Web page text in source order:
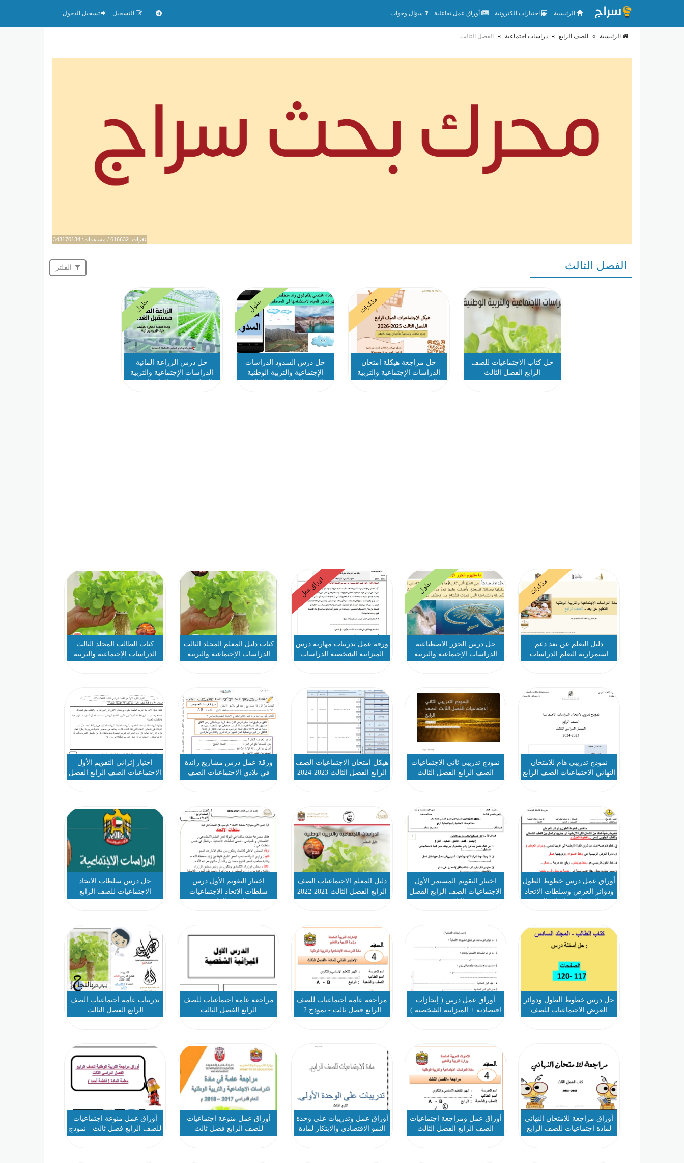
الرئيسية اختبارات الكترونية أوراق عمل تفاعلية سؤال وجواب التسجيل تسجيل الدخول
الرئيسية » الصف الرابع » دراسات اجتماعية » الفصل الثالث
نقرات: 616632 / مشاهدات: 343170134
الفصل الثالث الفلتر
حل كتاب الاجتماعيات للصف
الرابع الفصل الثالث
مذكرات
حل مراجعة هيكلة امتحان
الدراسات الإجتماعية والتربية
والوطنية الصف الرابع الفصل
حلول
حل درس السدود الدراسات
الإجتماعية والتربية الوطنية
الصف الرابع الفصل الثالث
حلول
حل درس الزراعة المائية
الدراسات الإجتماعية والتربية
الوطنية الصف الرابع الفصل
مذكرات
دليل التعلم عن بعد دعم
استمرارية التعلم الدراسات
الإجتماعية والتربية الوطنية
حلول
حل درس الجزر الاصطناعية
الدراسات الإجتماعية والتربية
الوطنية الصف الرابع الفصل
اوراق عمل
ورقة عمل تدريبات مهارية درس
الميزانية الشخصية الدراسات
الإجتماعية والتربية الوطنية
كتاب دليل المعلم المجلد الثالث
الدراسات الإجتماعية والتربية
الوطنية الصف الرابع الفصل
كتاب الطالب المجلد الثالث
الدراسات الإجتماعية والتربية
الوطنية الصف الرابع الفصل
نموذج تدريبي هام للامتحان
النهائي الاجتماعيات الصف الرابع
الفصل الثالث
نموذج تدريبي ثاني الاجتماعيات
الصف الرابع الفصل الثالث
هيكل امتحان الاجتماعيات الصف
الرابع الفصل الثالث 2023-2024
ورقة عمل درس مشاريع رائدة
في بلادي الاجتماعيات الصف
الرابع
اختبار إثرائي التقويم الأول
الاجتماعيات الصف الرابع الفصل
الثالث
أوراق عمل درس خطوط الطول
ودوائر العرض وسلطات الاتحاد
مع الحل الاجتماعيات الصف
اختبار التقويم المستمر الأول
الاجتماعيات الصف الرابع الفصل
الثالث
دليل المعلم الاجتماعيات الصف
الرابع الفصل الثالث 2021-2022
اختبار التقويم الأول درس
سلطات الاتحاد الاجتماعيات
للصف الرابع
حل درس سلطات الاتحاد
الاجتماعيات للصف الرابع
حل درس خطوط الطول ودوائر
العرض الاجتماعيات للصف
الرابع
أوراق عمل درس ( إنجازات
اقتصادية + الميزانية الشخصية )
اجتماعيات للصف الرابع
مراجعة عامة اجتماعيات للصف
الرابع فصل ثالث - نموذج 2
مراجعة عامة اجتماعيات للصف
الرابع الفصل الثالث
تدريبات عامة اجتماعيات الصف
الرابع الفصل الثالث
أوراق مراجعة للامتحان النهائي
لمادة اجتماعيات للصف الرابع
فصل ثالث
أوراق عمل ومراجعة اجتماعيات
الصف الرابع الفصل الثالث
أوراق عمل وتدريبات على وحدة
النمو الاقتصادي والابتكار لمادة
الاجتماعيات الصف الرابع
أوراق عمل منوعة اجتماعيات
للصف الرابع فصل ثالث
أوراق عمل منوعة اجتماعيات
للصف الرابع فصل ثالث - نموذج
2